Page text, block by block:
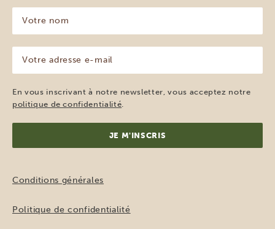
nom
(Nécessaire)
adresse
e-
mail
(Nécessaire)
En vous inscrivant à notre newsletter, vous acceptez notre
politique de confidentialité.
Conditions générales
Politique de confidentialité